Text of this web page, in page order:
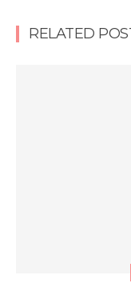
RELATED